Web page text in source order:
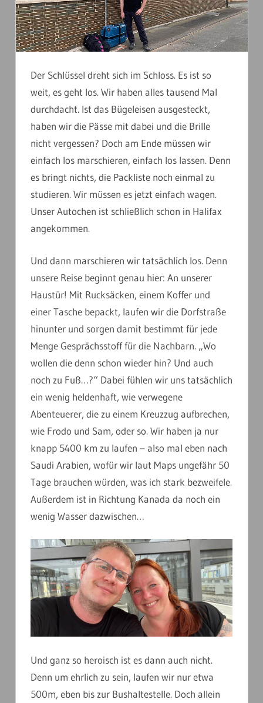
Der Schlüssel dreht sich im Schloss. Es ist so
weit, es geht los. Wir haben alles tausend Mal
durchdacht. Ist das Bügeleisen ausgesteckt,
haben wir die Pässe mit dabei und die Brille
nicht vergessen? Doch am Ende müssen wir
einfach los marschieren, einfach los lassen. Denn
es bringt nichts, die Packliste noch einmal zu
studieren. Wir müssen es jetzt einfach wagen.
Unser Autochen ist schließlich schon in Halifax
angekommen.
Und dann marschieren wir tatsächlich los. Denn
unsere Reise beginnt genau hier: An unserer
Haustür! Mit Rucksäcken, einem Koffer und
einer Tasche bepackt, laufen wir die Dorfstraße
hinunter und sorgen damit bestimmt für jede
Menge Gesprächsstoff für die Nachbarn. „Wo
wollen die denn schon wieder hin? Und auch
noch zu Fuß…?“ Dabei fühlen wir uns tatsächlich
ein wenig heldenhaft, wie verwegene
Abenteuerer, die zu einem Kreuzzug aufbrechen,
wie Frodo und Sam, oder so. Wir haben ja nur
knapp 5400 km zu laufen – also mal eben nach
Saudi Arabien, wofür wir laut Maps ungefähr 50
Tage brauchen würden, was ich stark bezweifele.
Außerdem ist in Richtung Kanada da noch ein
wenig Wasser dazwischen…
Und ganz so heroisch ist es dann auch nicht.
Denn um ehrlich zu sein, laufen wir nur etwa
500m, eben bis zur Bushaltestelle. Doch allein